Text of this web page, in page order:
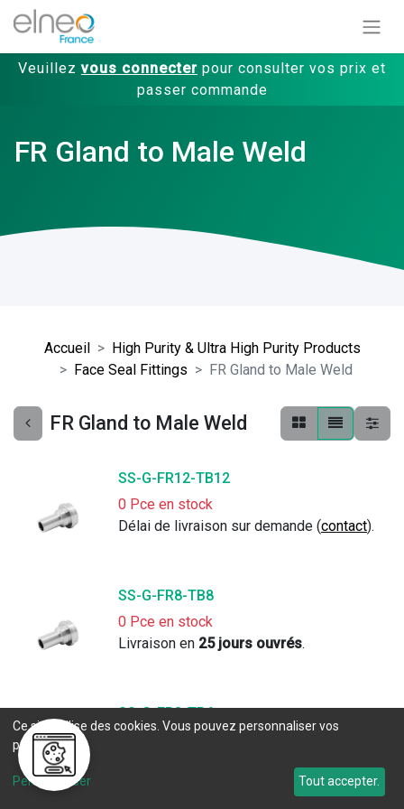
Veuillez vous connecter pour consulter vos prix et
passer commande
FR Gland to Male Weld
Accueil
High Purity & Ultra High Purity Products
Face Seal Fittings
FR Gland to Male Weld
FR Gland to Male Weld
SS-G-FR12-TB12
0 Pce en stock
Délai de livraison sur demande (contact).
SS-G-FR8-TB8
0 Pce en stock
Livraison en 25 jours ouvrés.
SS-G-FR8-TB6
0 Pce en stock
Ce site utilise des cookies. Vous pouvez personnaliser vos
préférences.
Personnaliser Tout accepter.